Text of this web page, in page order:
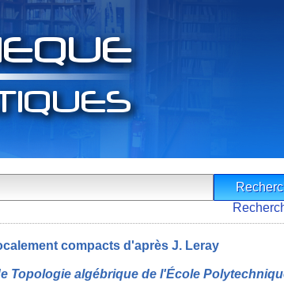
compacts d'après J. Leray
Topologie algébrique de l'École